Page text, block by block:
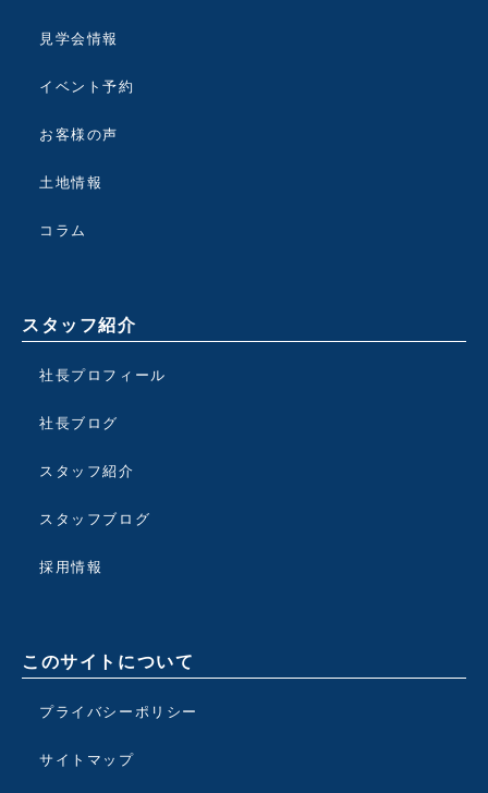
見学会情報
イベント予約
お客様の声
土地情報
コラム
スタッフ紹介
社長プロフィール
社長ブログ
スタッフ紹介
スタッフブログ
採用情報
このサイトについて
プライバシーポリシー
サイトマップ